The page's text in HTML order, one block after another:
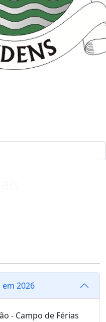
2026
- Campo de Férias